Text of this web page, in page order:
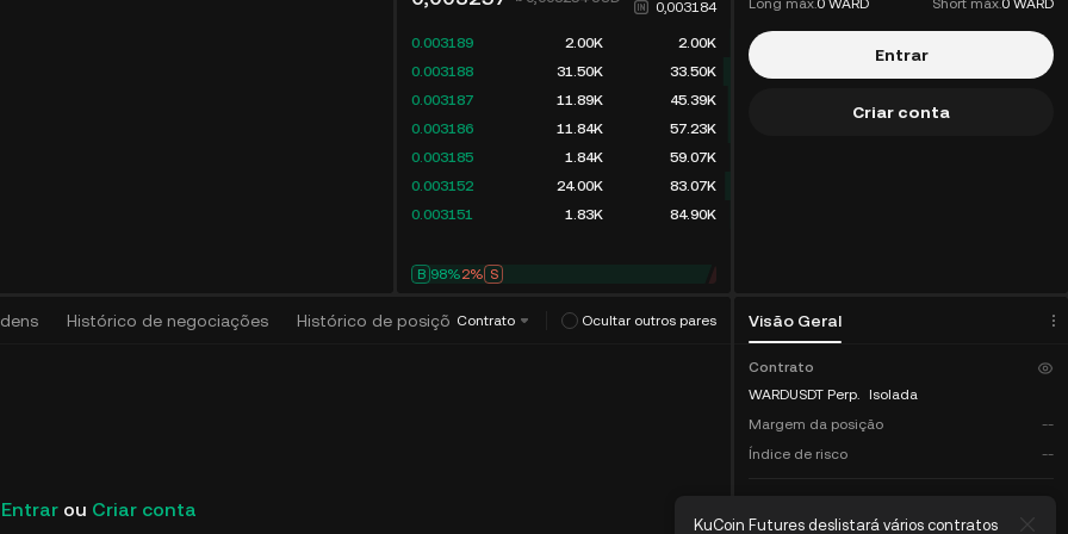
Histórico de negociações Histórico de posições Algoritmo de negociação(0
Contrato Ocultar outros pares Visão Geral
0,003184
0.003189 2.00K
2.00K
0.003188
31.50K
33.50K
0.003187
11.89K
45.39K
0.003186
11.84K
57.23K
0.003185
1.84K
59.07K
0.003152
24.00K
83.07K
0.003151
1.83K 84.90K
B 98%2% S
Entrarou Criar conta
Long máx.0 WARD Short máx.0 WARD
Entrar
Criar conta
Contrato
WARDUSDT Perp.
Isolada
Margem da posição
--
Índice de risco
--
KuCoin Futures deslistará vários contratos